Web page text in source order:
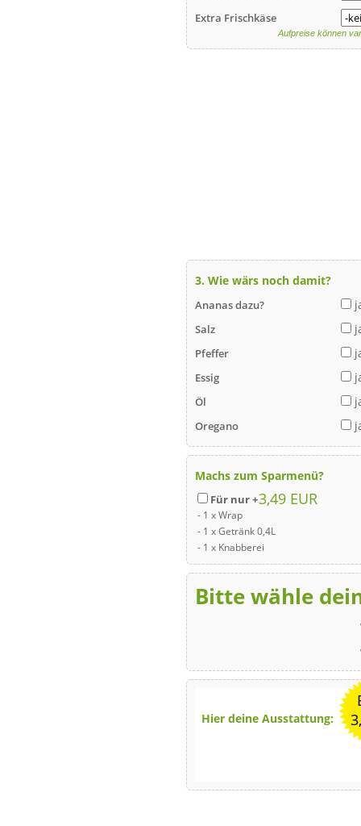
Extra Frischkäse
Aufpreise können
3. Wie wärs noch damit?
Ananas dazu?
Salz
Pfeffer
Essig
Öl
Oregano
Machs zum Sparmenü?
Für nur +3,49 EUR
- 1 x Wrap
- 1 x Getränk 0,4L
- 1 x Knabberei
Bitte wähle
Hier deine Ausstattung: